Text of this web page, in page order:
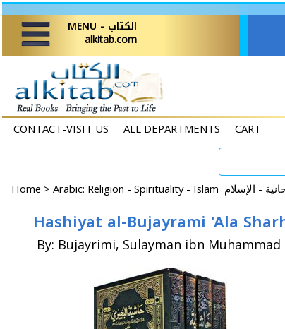
MENU - الكتاب
alkitab.com
CONTACT-VISIT US ALL DEPARTMENTS CART
Home >